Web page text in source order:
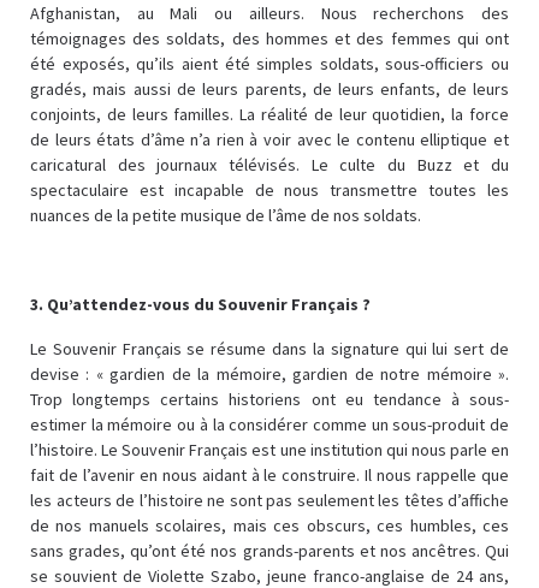
Afghanistan, au Mali ou ailleurs. Nous recherchons des
témoignages des soldats, des hommes et des femmes qui ont
été exposés, qu’ils aient été simples soldats, sous-officiers ou
gradés, mais aussi de leurs parents, de leurs enfants, de leurs
conjoints, de leurs familles. La réalité de leur quotidien, la force
de leurs états d’âme n’a rien à voir avec le contenu elliptique et
caricatural des journaux télévisés. Le culte du Buzz et du
spectaculaire est incapable de nous transmettre toutes les
nuances de la petite musique de l’âme de nos soldats.
3. Qu’attendez-vous du Souvenir Français ?
Le Souvenir Français se résume dans la signature qui lui sert de
devise : « gardien de la mémoire, gardien de notre mémoire ».
Trop longtemps certains historiens ont eu tendance à sous-
estimer la mémoire ou à la considérer comme un sous-produit de
l’histoire. Le Souvenir Français est une institution qui nous parle en
fait de l’avenir en nous aidant à le construire. Il nous rappelle que
les acteurs de l’histoire ne sont pas seulement les têtes d’affiche
de nos manuels scolaires, mais ces obscurs, ces humbles, ces
sans grades, qu’ont été nos grands-parents et nos ancêtres. Qui
se souvient de Violette Szabo, jeune franco-anglaise de 24 ans,